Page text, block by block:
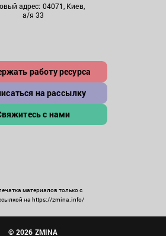
адрес: 04071, Киев,
а/я 33
работу ресурса
на рассылку
с нами
материалов только с
на https://zmina.info/
© 2026 ZMINA